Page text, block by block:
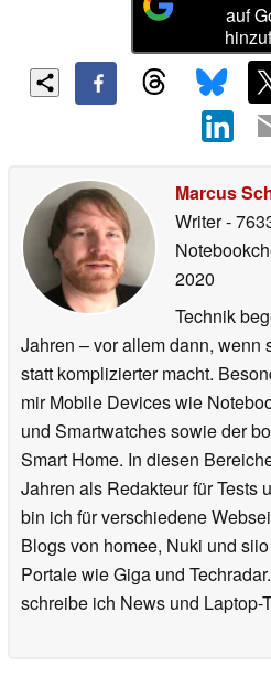
auf
Marcus
Writer-
2020
Technik
Jahren – vor allem dann, wenn
statt komplizierter macht.
mir Mobile Devices wie
und Smartwatches sowie der
Smart Home. In diesen
Jahren als Redakteur für Tests
bin ich für verschiedene
Blogs von homee, Nuki und
Portale wie Giga und
schreibe ich News und Laptop-